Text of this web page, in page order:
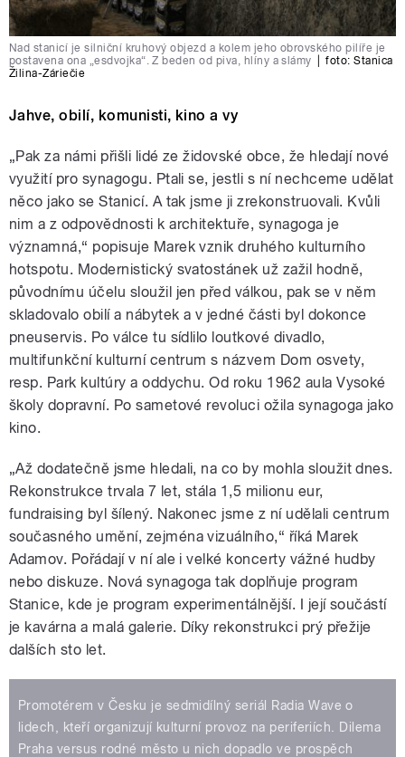
Nad stanicí je silniční kruhový objezd a kolem jeho obrovského pilíře je
postavena ona „esdvojka“. Z beden od piva, hlíny a slámy
foto:Stanica
Žilina-Záriečie
Jahve, obilí, komunisti, kino a vy
„Pak za námi přišli lidé ze židovské obce, že hledají nové
využití pro synagogu. Ptali se, jestli s ní nechceme udělat
něco jako se Stanicí. A tak jsme ji zrekonstruovali. Kvůli
nim a z odpovědnosti k architektuře, synagoga je
významná,“ popisuje Marek vznik druhého kulturního
hotspotu. Modernistický svatostánek už zažil hodně,
původnímu účelu sloužil jen před válkou, pak se v něm
skladovalo obilí a nábytek a v jedné části byl dokonce
pneuservis. Po válce tu sídlilo loutkové divadlo,
multifunkční kulturní centrum s názvem Dom osvety,
resp. Park kultúry a oddychu. Od roku 1962 aula Vysoké
školy dopravní. Po sametové revoluci ožila synagoga jako
kino.
„Až dodatečně jsme hledali, na co by mohla sloužit dnes.
Rekonstrukce trvala 7 let, stála 1,5 milionu eur,
fundraising byl šílený. Nakonec jsme z ní udělali centrum
současného umění, zejména vizuálního,“ říká Marek
Adamov. Pořádají v ní ale i velké koncerty vážné hudby
nebo diskuze. Nová synagoga tak doplňuje program
Stanice, kde je program experimentálnější. I její součástí
je kavárna a malá galerie. Díky rekonstrukci prý přežije
dalších sto let.
Promotérem v Česku je sedmidílný seriál Radia Wave o
lidech, kteří organizují kulturní provoz na periferiích. Dilema
Praha versus rodné město u nich dopadlo ve prospěch